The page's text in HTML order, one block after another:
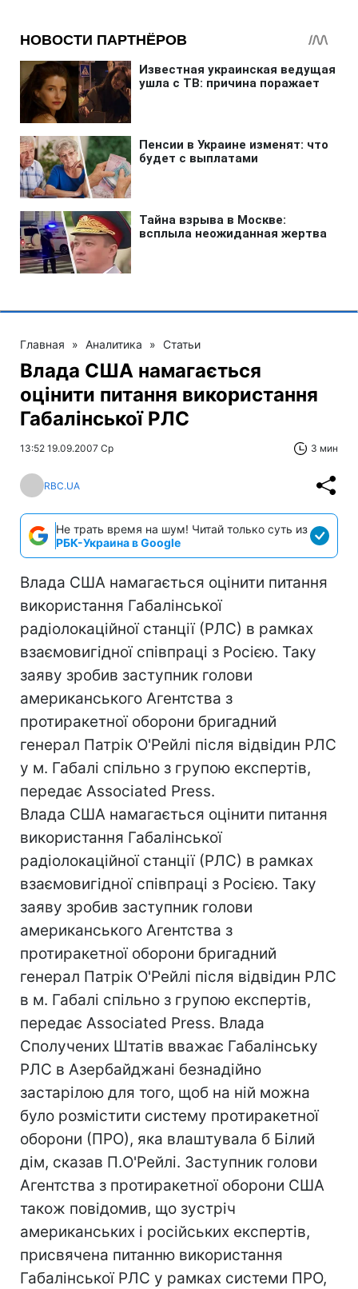
Главная » Аналитика » Статьи
Влада США намагається
оцінити питання використання
Габалінської РЛС
13:52 19.09.2007 Ср 3 мин
RBC.UA
Не трать время на шум! Читай только суть из
РБК-Украина в Google
Влада США намагається оцінити питання
використання Габалінської
радіолокаційної станції (РЛС) в рамках
взаємовигідної співпраці з Росією. Таку
заяву зробив заступник голови
американського Агентства з
протиракетної оборони бригадний
генерал Патрік О'Рейлі після відвідин РЛС
у м. Габалі спільно з групою експертів,
передає Associated Press.
Влада США намагається оцінити питання
використання Габалінської
радіолокаційної станції (РЛС) в рамках
взаємовигідної співпраці з Росією. Таку
заяву зробив заступник голови
американського Агентства з
протиракетної оборони бригадний
генерал Патрік О'Рейлі після відвідин РЛС
в м. Габалі спільно з групою експертів,
передає Associated Press. Влада
Сполучених Штатів вважає Габалінську
РЛС в Азербайджані безнадійно
застарілою для того, щоб на ній можна
було розмістити систему протиракетної
оборони (ПРО), яка влаштувала б Білий
дім, сказав П.О'Рейлі. Заступник голови
Агентства з протиракетної оборони США
також повідомив, що зустріч
американських і російських експертів,
присвячена питанню використання
Габалінської РЛС у рамках системи ПРО,